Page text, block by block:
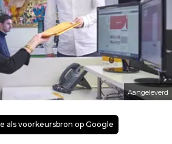
Aangeleverd
als voorkeursbron op Google